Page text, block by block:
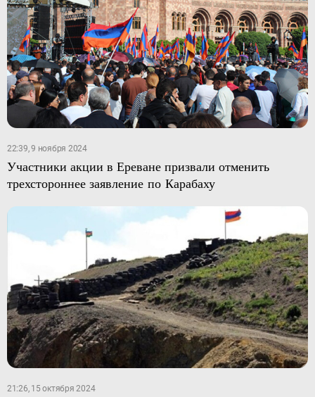
22:39, 9 ноября 2024
Участники акции в Ереване призвали отменить
трехстороннее заявление по Карабаху
21:26, 15 октября 2024